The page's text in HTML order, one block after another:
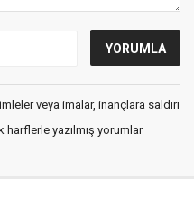
veya imalar, inançlara saldırı
harflerle yazılmış yorumlar